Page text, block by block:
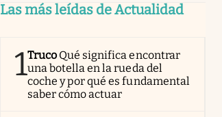
Las más leídas de Actualidad
1Truco Qué significa encontrar
una botella en la rueda del
coche y por qué es fundamental
saber cómo actuar